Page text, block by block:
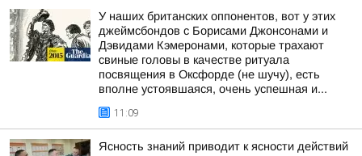
У наших британских оппонентов, вот у этих
джеймсбондов с Борисами Джонсонами и
Дэвидами Кэмеронами, которые трахают
свиные головы в качестве ритуала
посвящения в Оксфорде (не шучу), есть
вполне устоявшаяся, очень успешная и...
11:09
Ясность знаний приводит к ясности действий